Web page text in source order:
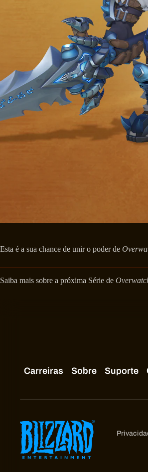
Esta é a sua chance de unir o poder de
Saiba mais sobre a próxima Série de